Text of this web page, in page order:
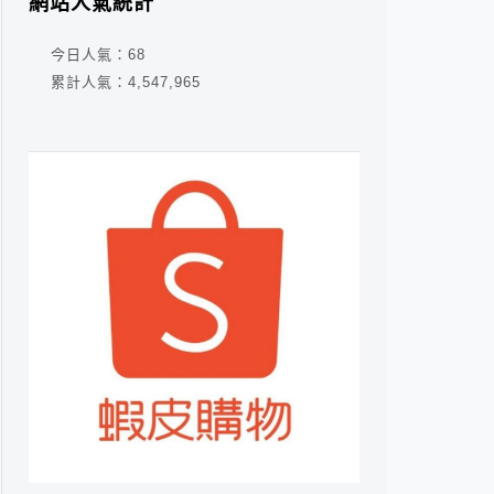
今日人氣： 68
累計人氣： 4,547,965